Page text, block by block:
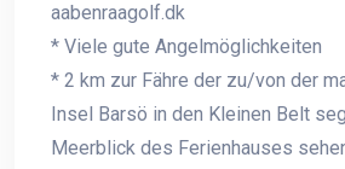
aabenraagolf.dk
* Viele gute Angelmöglichkeiten
* 2 km zur Fähre der zu/von der
Insel Barsö in den Kleinen Belt
Meerblick des Ferienhauses